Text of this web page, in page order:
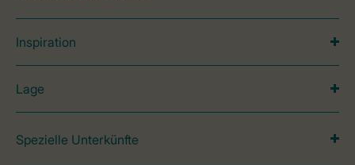
Inspiration
Lage
Spezielle Unterkünfte